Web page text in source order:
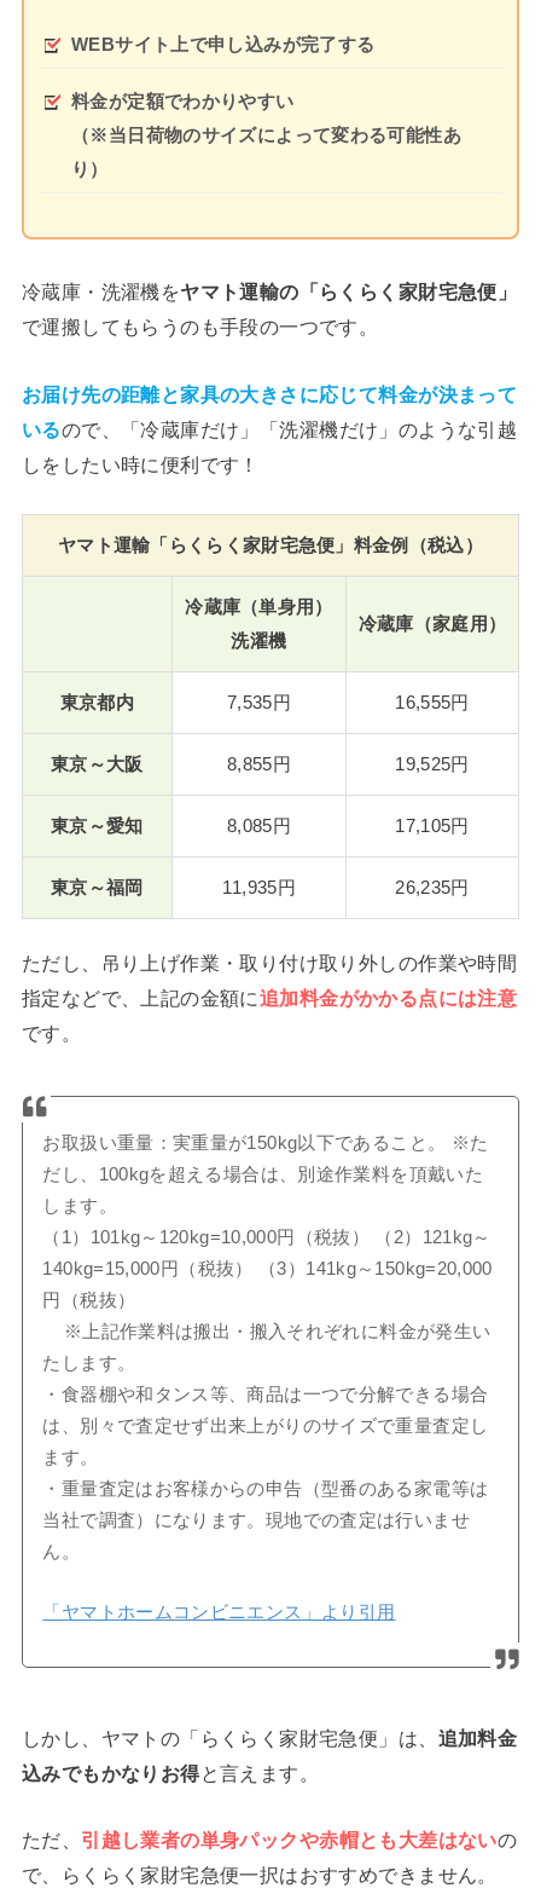
WEBサイト上で申し込みが完了する
料金が定額でわかりやすい
（※当日荷物のサイズによって変わる可能性あ
り）
冷蔵庫・洗濯機をヤマト運輸の「らくらく家財宅急便」
で運搬してもらうのも手段の一つです。
お届け先の距離と家具の大きさに応じて料金が決まって
いるので、「冷蔵庫だけ」「洗濯機だけ」のような引越
しをしたい時に便利です！
ヤマト運輸「らくらく家財宅急便」料金例（税込）
冷蔵庫（単身用）
洗濯機
冷蔵庫（家庭用）
東京都内 7,535円 16,555円
東京～大阪 8,855円 19,525円
東京～愛知 8,085円 17,105円
東京～福岡 11,935円 26,235円
ただし、吊り上げ作業・取り付け取り外しの作業や時間
指定などで、上記の金額に追加料金がかかる点には注意
です。
お取扱い重量：実重量が150kg以下であること。 ※た
だし、100kgを超える場合は、別途作業料を頂戴いた
します。
（1）101kg～120kg=10,000円（税抜） （2）121kg～
140kg=15,000円（税抜） （3）141kg～150kg=20,000
円（税抜）
※上記作業料は搬出・搬入それぞれに料金が発生い
たします。
・食器棚や和タンス等、商品は一つで分解できる場合
は、別々で査定せず出来上がりのサイズで重量査定し
ます。
・重量査定はお客様からの申告（型番のある家電等は
当社で調査）になります。現地での査定は行いませ
ん。
「ヤマトホームコンビニエンス」より引用
しかし、ヤマトの「らくらく家財宅急便」は、 追加料金
込みでもかなりお得と言えます。
ただ、 引越し業者の単身パックや赤帽とも大差はないの
で、らくらく家財宅急便一択はおすすめできません。